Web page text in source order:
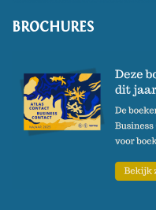
BROCHURES